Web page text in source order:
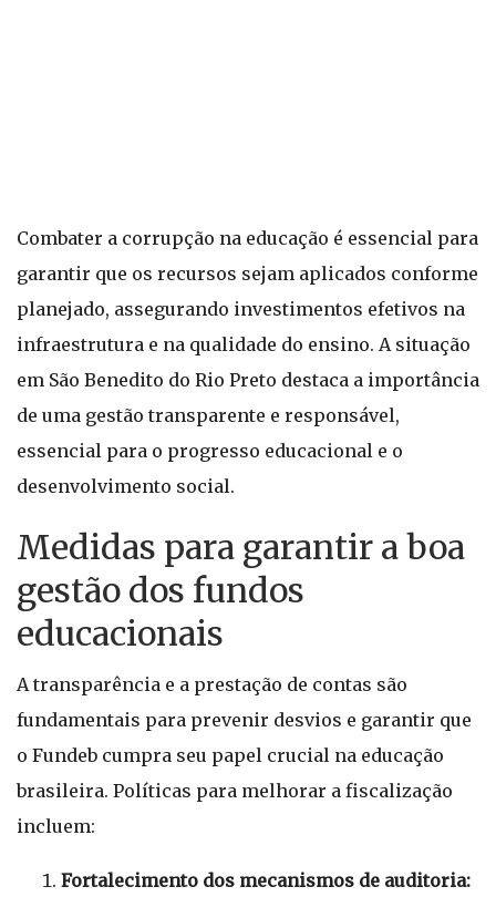
Combater a corrupção na educação é essencial para
garantir que os recursos sejam aplicados conforme
planejado, assegurando investimentos efetivos na
infraestrutura e na qualidade do ensino. A situação
em São Benedito do Rio Preto destaca a importância
de uma gestão transparente e responsável,
essencial para o progresso educacional e o
desenvolvimento social.
Medidas para garantir a boa
gestão dos fundos
educacionais
A transparência e a prestação de contas são
fundamentais para prevenir desvios e garantir que
o Fundeb cumpra seu papel crucial na educação
brasileira. Políticas para melhorar a fiscalização
incluem:
Fortalecimento dos mecanismos de auditoria: